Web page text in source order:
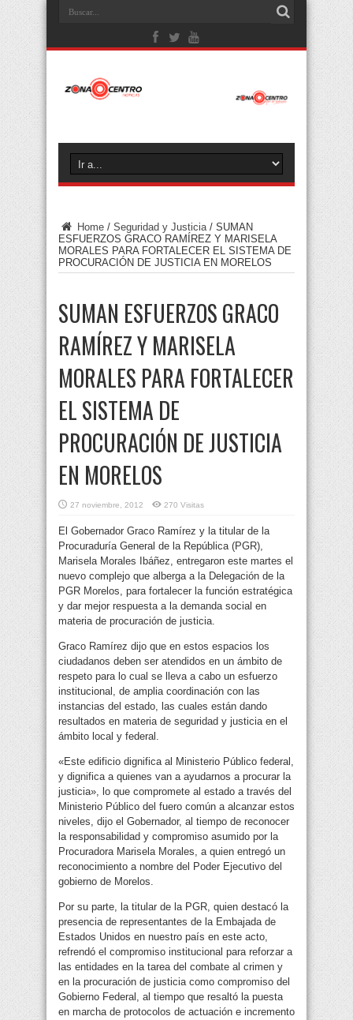
Home / Seguridad y Justicia / SUMAN
ESFUERZOS GRACO RAMÍREZ Y MARISELA
MORALES PARA FORTALECER EL SISTEMA DE
PROCURACIÓN DE JUSTICIA EN MORELOS
SUMAN ESFUERZOS GRACO
RAMÍREZ Y MARISELA
MORALES PARA FORTALECER
EL SISTEMA DE
PROCURACIÓN DE JUSTICIA
EN MORELOS
27 noviembre, 2012 270 Visitas
El Gobernador Graco Ramírez y la titular de la
Procuraduría General de la República(PGR),
Marisela Morales Ibáñez, entregaron este martes el
nuevo complejo que alberga a la Delegación de la
PGR Morelos, para fortalecer la función estratégica
y dar mejor respuesta a la demanda social en
materia de procuración de justicia.
Graco Ramírez dijo que en estos espacios los
ciudadanos deben ser atendidos en un ámbito de
respeto para lo cual se lleva a cabo un esfuerzo
institucional, de amplia coordinación con las
instancias del estado, las cuales están dando
resultados en materia de seguridad y justicia en el
ámbito local y federal.
«Este edificio dignifica al Ministerio Público federal,
y dignifica a quienes van a ayudarnos a procurar la
justicia», lo que compromete al estado a través del
Ministerio Público del fuero común a alcanzar estos
niveles, dijo el Gobernador, al tiempo de reconocer
la responsabilidad y compromiso asumido por la
Procuradora Marisela Morales, a quien entregó un
reconocimiento a nombre del Poder Ejecutivo del
gobierno de Morelos.
Por su parte, la titular de la PGR, quien destacó la
presencia de representantes de la Embajada de
Estados Unidos en nuestro país en este acto,
refrendó el compromiso institucional para reforzar a
las entidades en la tarea del combate al crimen y
en la procuración de justicia como compromiso del
Gobierno Federal, al tiempo que resaltó la puesta
en marcha de protocolos de actuación e incremento